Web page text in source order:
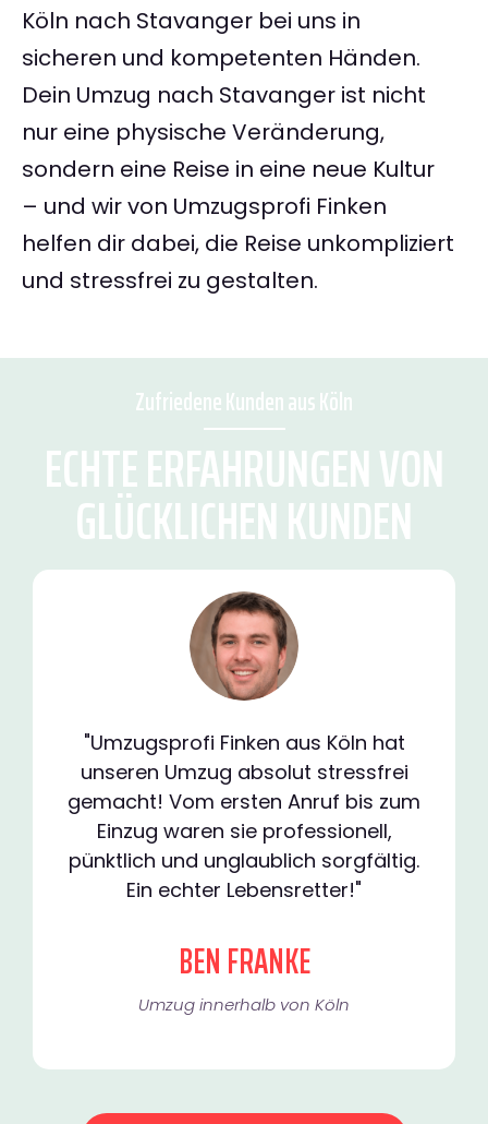
Köln nach Stavanger bei uns in
sicheren und kompetenten Händen.
Dein Umzug nach Stavanger ist nicht
nur eine physische Veränderung,
sondern eine Reise in eine neue Kultur
– und wir von Umzugsprofi Finken
helfen dir dabei, die Reise unkompliziert
und stressfrei zu gestalten.
Zufriedene Kunden aus Köln
ECHTE ERFAHRUNGEN VON
GLÜCKLICHEN KUNDEN
"Umzugsprofi Finken aus Köln hat
unseren Umzug absolut stressfrei
gemacht! Vom ersten Anruf bis zum
Einzug waren sie professionell,
pünktlich und unglaublich sorgfältig.
Ein echter Lebensretter!"
BEN FRANKE
Umzug innerhalb von Köln​